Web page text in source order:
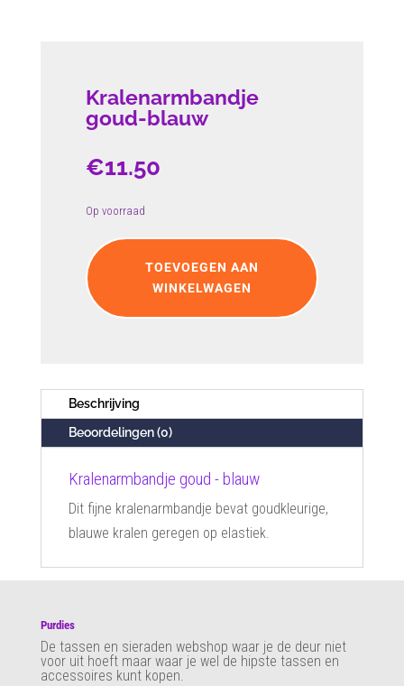
Kralenarmbandje
goud-blauw
€11.50
Op voorraad
Kralenarmbandje
goud-
blauw
aantal
TOEVOEGEN AAN
WINKELWAGEN
Beschrijving
Beoordelingen (0)
Kralenarmbandje goud - blauw
Dit fijne kralenarmbandje bevat goudkleurige,
blauwe kralen geregen op elastiek.
Purdies
De tassen en sieraden webshop waar je de deur niet
voor uit hoeft maar waar je wel de hipste tassen en
accessoires kunt kopen.